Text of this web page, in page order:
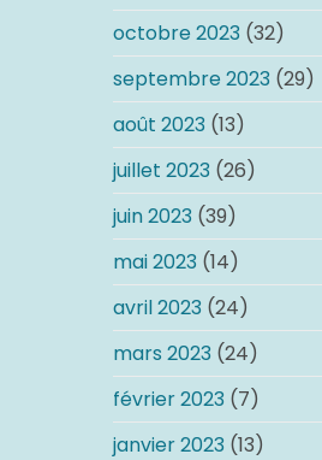
octobre 2023 (32)
septembre 2023 (29)
août 2023 (13)
juillet 2023 (26)
juin 2023 (39)
mai 2023 (14)
avril 2023 (24)
mars 2023 (24)
février 2023 (7)
janvier 2023 (13)